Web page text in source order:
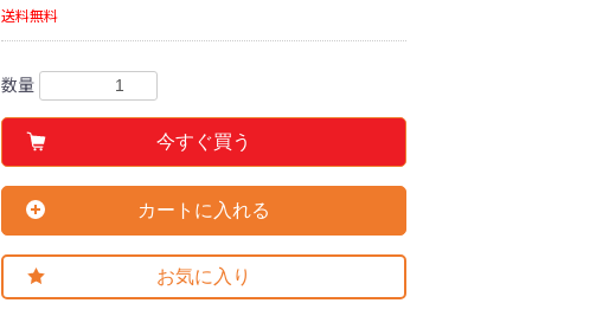
送料無料
数量
今すぐ買う
カートに入れる
お気に入り